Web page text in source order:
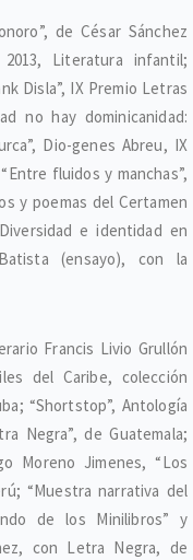
de César Sánchez
Literatura infantil;
Disla”, IX Premio Letras
no hay dominicanidad:
Dio-genes Abreu, IX
fluidos y manchas”,
y poemas del Certamen
e identidad en
(ensayo), con la
Francis Livio Grullón
del Caribe, colección
“Shortstop”, Antología
Negra”, de Guatemala;
Moreno Jimenes, “Los
“Muestra narrativa del
de los Minilibros” y
con Letra Negra, de